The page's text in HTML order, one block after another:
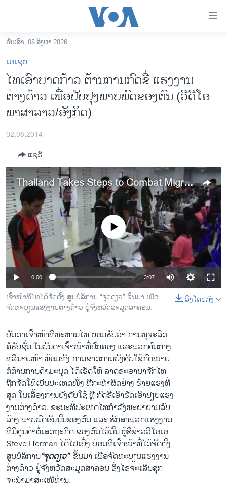
ເຂົ້າ
ຫາ
ຂ້າມ
ຂ້າມ
ຂ້າມ
ໄປ
ຫາ
ຊອກ
ອາເມຣິກາ
ການເລືອກຕັ້ງ ປະທານາທີບໍດີ ສະຫະລັດ 2024
ອິດສະຫຼະພາບດ້ານການຂ່າວ
ຊີວິດຊາວລາວ
ຊຸມຊົນຊາວລາວ
ວິທະຍາສາດ-ເທັກໂນໂລຈີ
ທຸລະກິດ
ພາສາອັງກິດ
ວີດີໂອ
ສຽງ
ລາຍການກະຈາຍສຽງ
ລາຍງານ
ຕິດຕາມພວກເຮົາ ທີ່
ພາສາຕ່າງໆ
ວັນເສົາ, 08 ສິງຫາ 2026
ເອເຊຍ
ໄທເອົາບາດກ້າວ ຕ້ານການກົດ​ຂີ່ ແຮງງານ
ຕ່າງດ້າວ ເພື່ອປັບປຸງພາບພົດຂອງຕົນ (ວີດີໂອ
ພາສາລາວ/ອັງກິດ)
02,08,2014
ແຊຣ໌
Thailand Takes Steps to Combat Migrant Labor Exploitation
No media source currently available
0:00 3:07
ລິງໂດຍກົງ
ເຈົ້າໜ້າທີ່ໄທ​ໄດ້ຈັດຕັ້ງ ສູນບໍລິການ “ຈຸດດຽວ” ​ຂຶ້ນ​ມາ ເພື່ອ
ຈົດທະບຽນແຮງງານຕ່າງດ້າວ ຢູ່​ຈັງຫວັດສະມຸດສາຄອນ.
ບັນດາເຈົ້າໜ້າທີ່ທະຫານ​ໄທ ຍອມຮັບວ່າ ການທຸຈະລິດ
ຄໍ​ຣັບຊັ່ນ​ ໃນ​ບັນດາເຈົ້າໜ້າທີ່ປົກຄອງ ແລະພວກຄົນກາງ
ຫລື​ນາຍ​ໜ້າ ພ້ອມທັງ ການຂາດການບັງຄັບ​ໃຊ້ກົດໝາຍ
ຕໍ່ຕ້ານການຄ້າມະນຸດ ໄດ້ເຮັດໃຫ້ ລາດຊະອານາຈັກ​ໄທ
ຖືກຈັດໃຫ້ເປັນປະເທດໜຶ່ງ ທີ່ກະທຳຜິດຢ່າງ ຮ້າຍແຮງທີ່​
ສຸດ ​ໃນ​ເລື້ອງການບັງຄັບໃຊ້ ຫຼື ກົດ​ຂີ່ເອົາຮັດເອົາປຽບແຮງ
ງານຕ່າງດ້າວ. ຂະນະທີ່ປະເທດ​ໄທກຳລັງພະຍາຍາມລົບ
ລ້າງ ພາບພົດອັນນັ້ນຂອງຕົນ ແລະ ຮັກສາພວກແຮງງານ
ທີ່​ມີ​ຄຸນຄ່າ​ຕໍ່​ເສດຖະກິດ​ ຂອງ​ຕົນ​ໄວ້ນັ້ນ ຜູ້ສື່ຂ່າວວີໂອເອ
Steve Herman ​ໄດ້​ໄປ​ເບິ່ງ ບ່ອນທີ່ເຈົ້າໜ້າທີ່​ໄດ້ຈັດຕັ້ງ
ສູນບໍລິການ“ຈຸດດຽວ”​ ຂຶ້ນ​ມາ ເພື່ອຈົດທະບຽນແຮງງານ
ຕ່າງດ້າວ ຢູ່​ຈັງຫວັດສະມຸດສາຄອນ ຊຶ່ງໄຊຈະເລີນສຸກ
ຈະນຳມາສະເໜີທ່ານ.